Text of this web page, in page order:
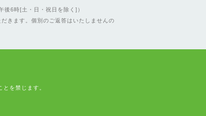
6時[土・日・祝日を除く]）
きます。個別のご返答はいたしませんの
を禁じます。